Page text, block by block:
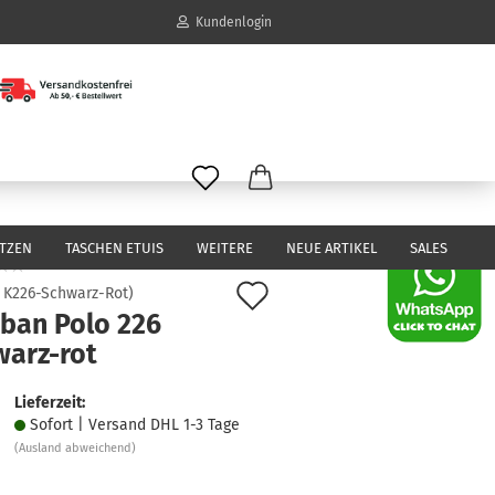
Kundenlogin
vergessen?
TASCHEN ETUIS NEUE ARTIKEL SALES
WEITERE
K226-Schwarz-Rot)
Polo 226
rot
Lieferzeit:
Sofort | Versand DHL 1-3 Tage
(Ausland abweichend)